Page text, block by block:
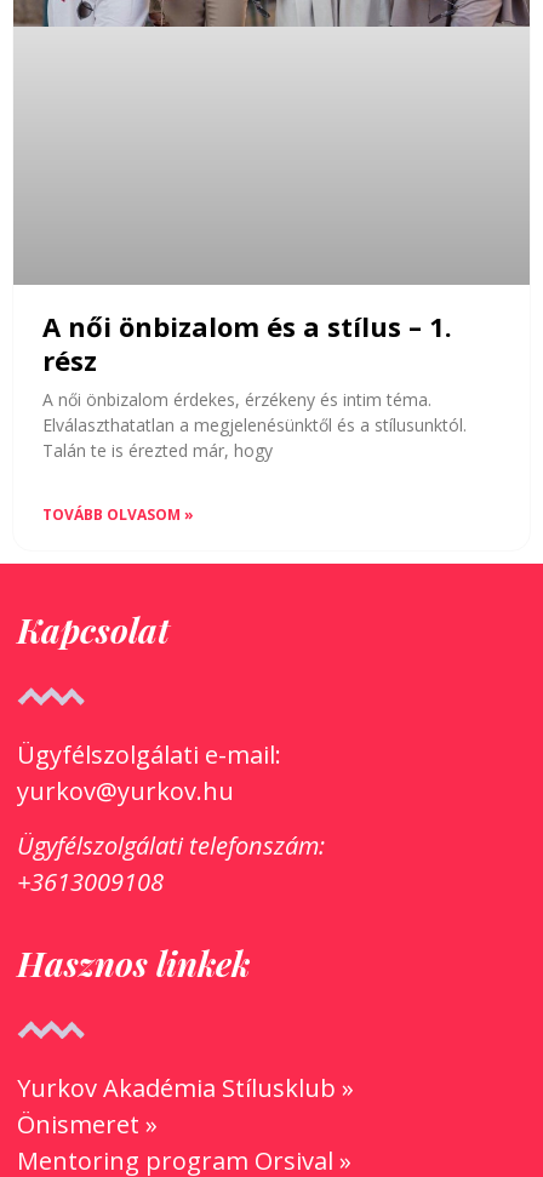
A női önbizalom és a stílus – 1.
rész
A női önbizalom érdekes, érzékeny és intim téma.
Elválaszthatatlan a megjelenésünktől és a stílusunktól.
Talán te is érezted már, hogy
TOVÁBB OLVASOM »
Kapcsolat
Ügyfélszolgálati e-mail:
yurkov@yurkov.hu
Ügyfélszolgálatitelefonszám:
+3613009108
Hasznos linkek
Yurkov Akadémia Stílusklub »
Önismeret »
Mentoring program Orsival »